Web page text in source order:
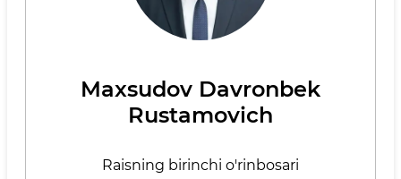
Maxsudov Davronbek
Rustamovich
Raisning birinchi o'rinbosari